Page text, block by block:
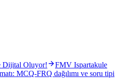
Dijital Oluyor!
FMV Ispartakule
MCQ-FRQ dağılımı ve soru tipi